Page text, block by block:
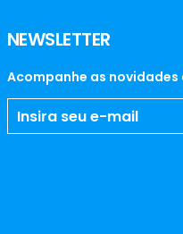
NEWSLETTER
Acompanhe as